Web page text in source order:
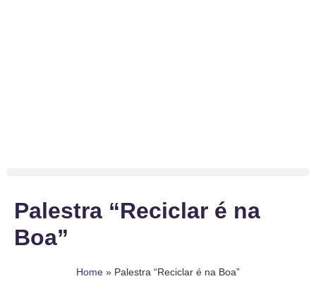
Palestra “Reciclar é na
Boa”
Home » Palestra “Reciclar é na Boa”